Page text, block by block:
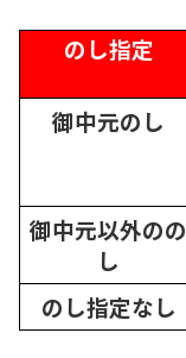
のし指定
御中元のし
御中元以外のの
し
のし指定なし